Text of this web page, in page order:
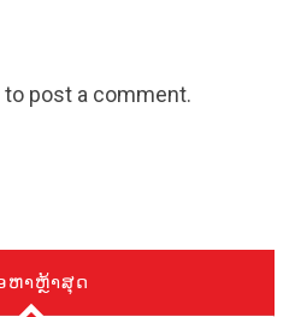
to post a comment.
ຫາຫຼ້າສຸດ